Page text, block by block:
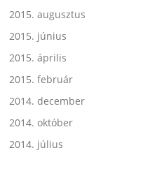
2015. augusztus
2015. június
2015. április
2015. február
2014. december
2014. október
2014. július